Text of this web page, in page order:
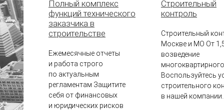
Полный комплекс
функций технического
заказчика в
строительстве
Ежемесячные отчеты
и работа строго
по актуальным
регламентам Защитите
себя от финансовых
и юридических рисков
Строительный
контроль
Строительный
Москве и МО От
возведение
Воспользуйтесь
строительного
в нашей компании...